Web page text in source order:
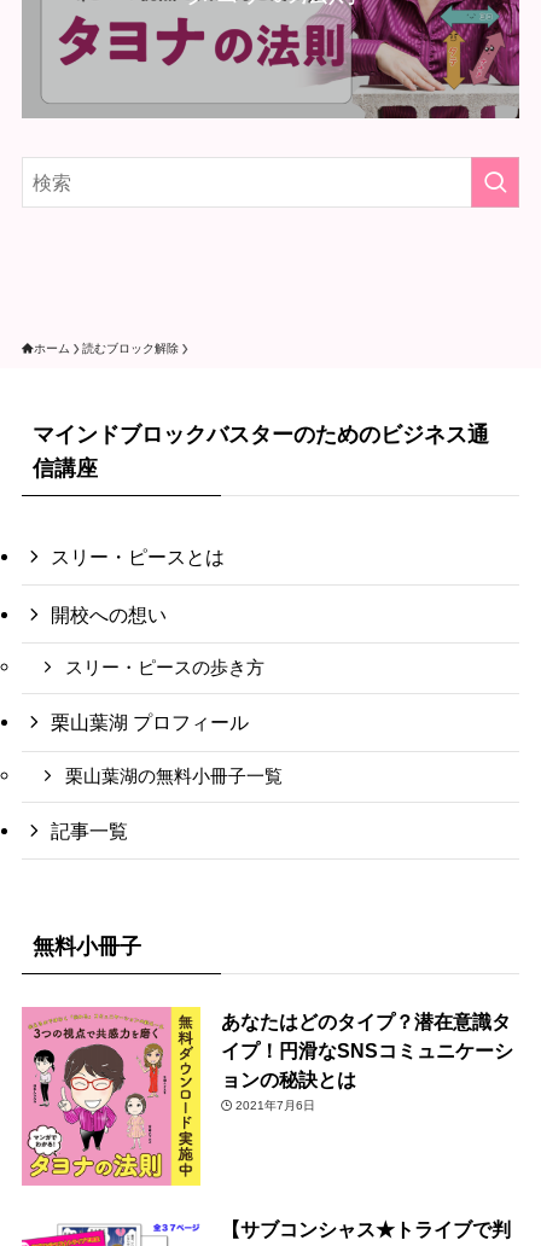
ホーム 読むブロック解除
マインドブロックバスターのためのビジネス通
信講座
スリー・ピースとは
開校への想い
スリー・ピースの歩き方
栗山葉湖 プロフィール
栗山葉湖の無料小冊子一覧
記事一覧
無料小冊子
あなたはどのタイプ？潜在意識タ
イプ！円滑なSNSコミュニケーシ
ョンの秘訣とは
2021年7月6日
【サブコンシャス★トライブで判